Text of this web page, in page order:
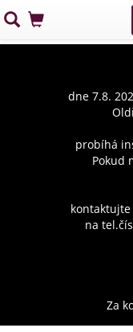
dne 7.8.
probíhá
Pokud
na
Za